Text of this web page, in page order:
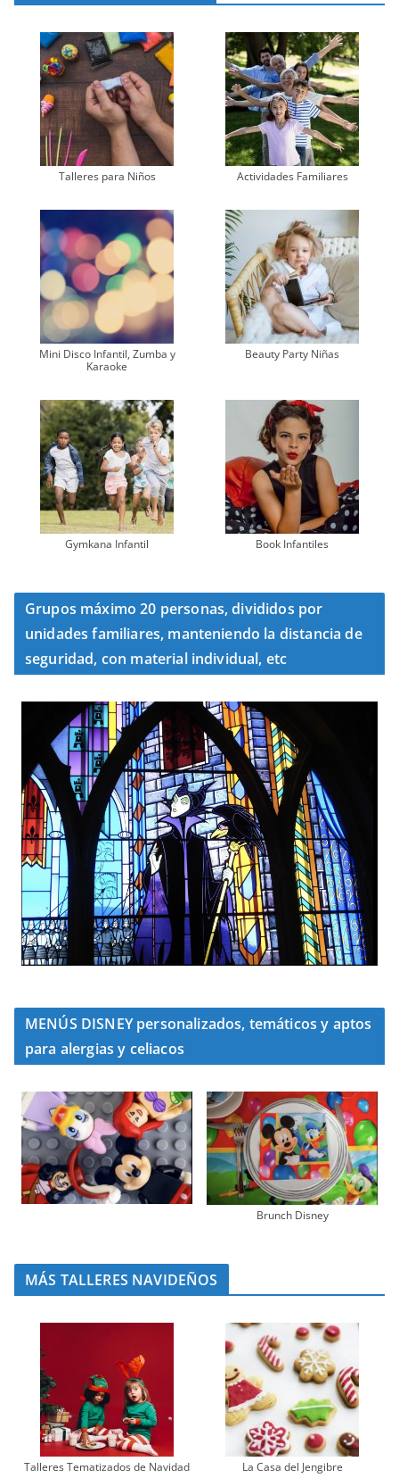
Talleres para Niños Actividades Familiares
Mini Disco Infantil, Zumba y
Karaoke
Beauty Party Niñas
Gymkana Infantil Book Infantiles
Grupos máximo 20 personas, divididos por
unidades familiares, manteniendo la distancia de
seguridad, con material individual, etc
MENÚS DISNEY personalizados, temáticos y aptos
para alergias y celiacos
Brunch Disney
MÁS TALLERES NAVIDEÑOS
Talleres Tematizados de Navidad La Casa del Jengibre